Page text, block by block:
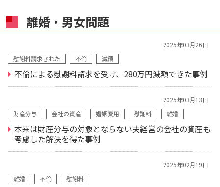
離婚・男女問題
2025年03月26日
慰謝料請求された
不倫 減額
不倫による慰謝料請求を受け、280万円減額できた事例
2025年03月13日
財産分与
会社の資産 婚姻費用 慰謝料 離婚
本来は財産分与の対象とならない夫経営の会社の資産も
考慮した解決を得た事例
2025年02月19日
離婚
不倫 慰謝料